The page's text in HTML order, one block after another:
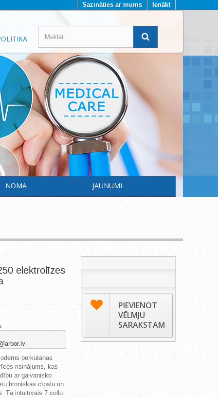
Ienākt
Sazināties ar mums
NOMA JAUNUMI
elektrolīzes
perkutānas
risinājums, kas
ar galvanisko
hroniskas cīpslu un
Tā intuitīvais 7 collu
PIEVIENOT
VĒLMJU
SARAKSTAM